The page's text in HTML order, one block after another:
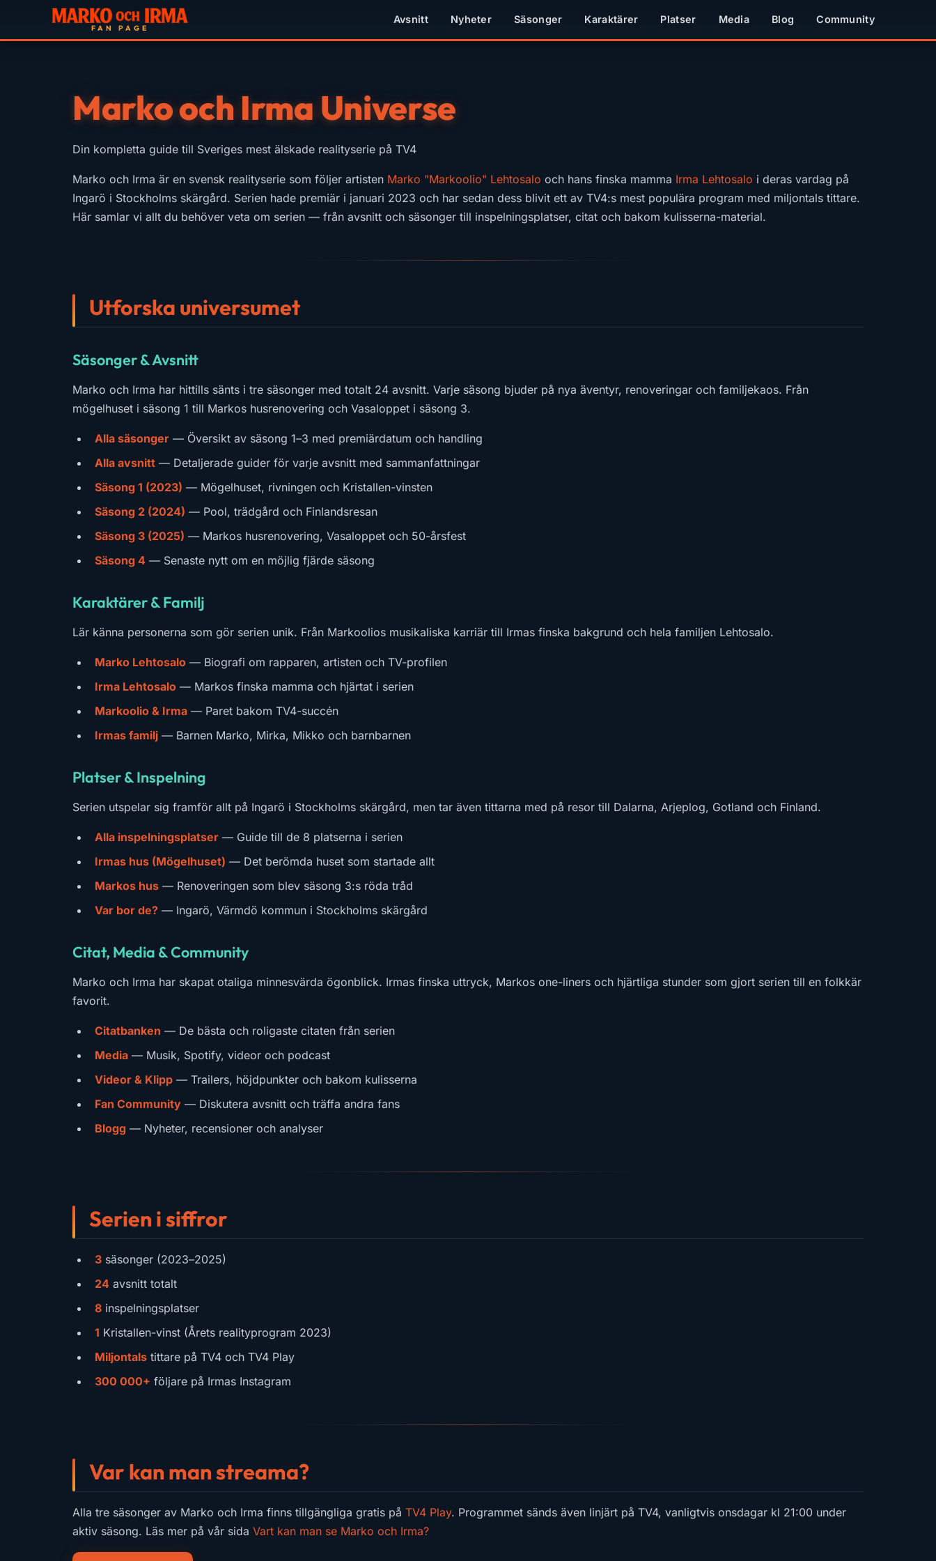
Avsnitt Nyheter Säsonger Karaktärer Platser Media Blog Community
Marko och Irma Universe
Din kompletta guide till Sveriges mest älskade realityserie på TV4
Marko och Irma är en svensk realityserie som följer artisten Marko "Markoolio" Lehtosalo och hans finska mamma Irma Lehtosalo i deras vardag på
Ingarö i Stockholms skärgård. Serien hade premiär i januari 2023 och har sedan dess blivit ett av TV4:s mest populära program med miljontals tittare.
Här samlar vi allt du behöver veta om serien — från avsnitt och säsonger till inspelningsplatser, citat och bakom kulisserna-material.
Utforska universumet
Säsonger & Avsnitt
Marko och Irma har hittills sänts i tre säsonger med totalt 24 avsnitt. Varje säsong bjuder på nya äventyr, renoveringar och familjekaos. Från
mögelhuset i säsong 1 till Markos husrenovering och Vasaloppet i säsong 3.
Alla säsonger — Översikt av säsong 1–3 med premiärdatum och handling
Alla avsnitt — Detaljerade guider för varje avsnitt med sammanfattningar
Säsong 1 (2023) — Mögelhuset, rivningen och Kristallen-vinsten
Säsong 2 (2024) — Pool, trädgård och Finlandsresan
Säsong 3 (2025) — Markos husrenovering, Vasaloppet och 50-årsfest
Säsong 4 — Senaste nytt om en möjlig fjärde säsong
Karaktärer & Familj
Lär känna personerna som gör serien unik. Från Markoolios musikaliska karriär till Irmas finska bakgrund och hela familjen Lehtosalo.
Marko Lehtosalo — Biografi om rapparen, artisten och TV-profilen
Irma Lehtosalo — Markos finska mamma och hjärtat i serien
Markoolio & Irma — Paret bakom TV4-succén
Irmas familj — Barnen Marko, Mirka, Mikko och barnbarnen
Platser & Inspelning
Serien utspelar sig framför allt på Ingarö i Stockholms skärgård, men tar även tittarna med på resor till Dalarna, Arjeplog, Gotland och Finland.
Alla inspelningsplatser — Guide till de 8 platserna i serien
Irmas hus (Mögelhuset) — Det berömda huset som startade allt
Markos hus — Renoveringen som blev säsong 3:s röda tråd
Var bor de? — Ingarö, Värmdö kommun i Stockholms skärgård
Citat, Media & Community
Marko och Irma har skapat otaliga minnesvärda ögonblick. Irmas finska uttryck, Markos one-liners och hjärtliga stunder som gjort serien till en folkkär
favorit.
Citatbanken — De bästa och roligaste citaten från serien
Media — Musik, Spotify, videor och podcast
Videor & Klipp — Trailers, höjdpunkter och bakom kulisserna
Fan Community — Diskutera avsnitt och träffa andra fans
Blogg — Nyheter, recensioner och analyser
Serien i siffror
3 säsonger (2023–2025)
24 avsnitt totalt
8 inspelningsplatser
1 Kristallen-vinst (Årets realityprogram 2023)
Miljontals tittare på TV4 och TV4 Play
300 000+ följare på Irmas Instagram
Var kan man streama?
Alla tre säsonger av Marko och Irma finns tillgängliga gratis på TV4 Play. Programmet sänds även linjärt på TV4, vanligtvis onsdagar kl 21:00 under
aktiv säsong. Läs mer på vår sida Vart kan man se Marko och Irma?